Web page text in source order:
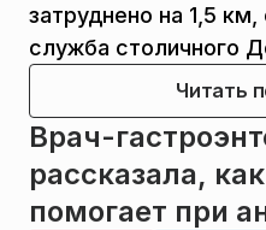
затруднено на 1,5
служба столичного
Читать
Врач-
рассказала,
помогает при